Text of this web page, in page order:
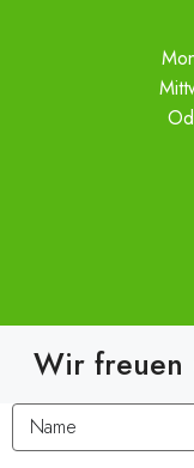
Wir freuen